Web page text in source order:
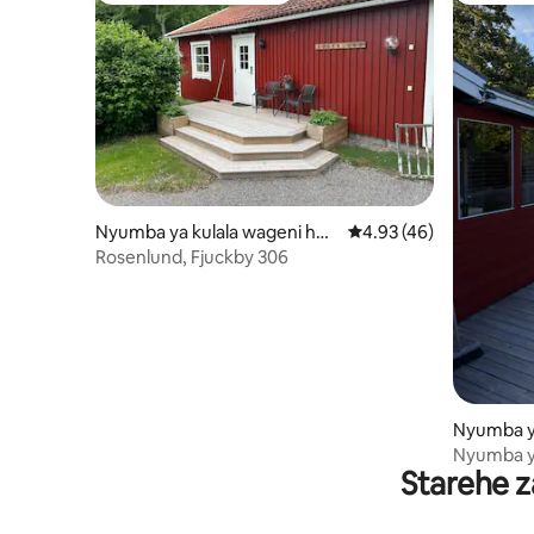
Nyumba ya kulala wageni huk
o Fjuckby
Ukadiriaji wa wastani
4.93 (46)
Rosenlund, Fjuckby 306
Nyumba
ko
Nyumba
Källsjö –
mazingira
Starehe